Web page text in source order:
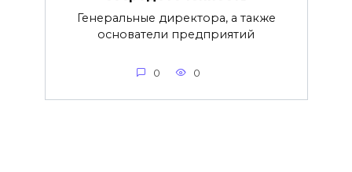
Генеральные директора, а также
основатели предприятий
0 0